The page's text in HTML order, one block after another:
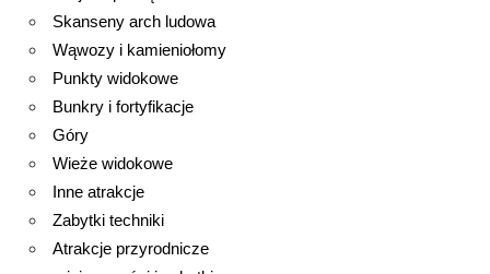
Skanseny arch ludowa
Wąwozy i kamieniołomy
Punkty widokowe
Bunkry i fortyfikacje
Góry
Wieże widokowe
Inne atrakcje
Zabytki techniki
Atrakcje przyrodnicze